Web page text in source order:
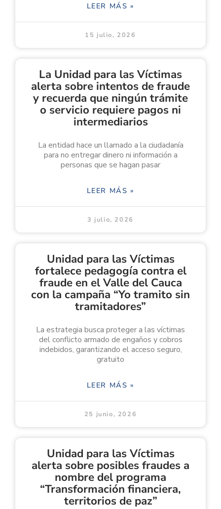
LEER MÁS »
15 julio, 2026
La Unidad para las Víctimas
alerta sobre intentos de fraude
y recuerda que ningún trámite
o servicio requiere pagos ni
intermediarios
La entidad hace un llamado a la ciudadanía
para no entregar dinero ni información a
personas que se hagan pasar
LEER MÁS »
3 julio, 2026
Unidad para las Víctimas
fortalece pedagogía contra el
fraude en el Valle del Cauca
con la campaña “Yo tramito sin
tramitadores”
La estrategia busca proteger a las víctimas
del conflicto armado de engaños y cobros
indebidos, garantizando el acceso seguro,
gratuito
LEER MÁS »
25 junio, 2026
Unidad para las Víctimas
alerta sobre posibles fraudes a
nombre del programa
“Transformación financiera,
territorios de paz”